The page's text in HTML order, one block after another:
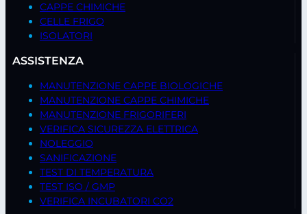
CAPPE CHIMICHE
CELLE FRIGO
ISOLATORI
ASSISTENZA
MANUTENZIONE CAPPE BIOLOGICHE
MANUTENZIONE CAPPE CHIMICHE
MANUTENZIONE FRIGORIFERI
VERIFICA SICUREZZA ELETTRICA
NOLEGGIO
SANIFICAZIONE
TEST DI TEMPERATURA
TEST ISO / GMP
VERIFICA INCUBATORI CO2